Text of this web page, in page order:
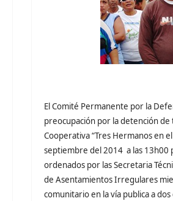
El Comité Permanente por la
preocupación por la detención
Cooperativa “Tres Hermanos en
septiembre del 2014 a las 13h00
ordenados por las Secretaria
de Asentamientos Irregulares
comunitario en la vía publica a